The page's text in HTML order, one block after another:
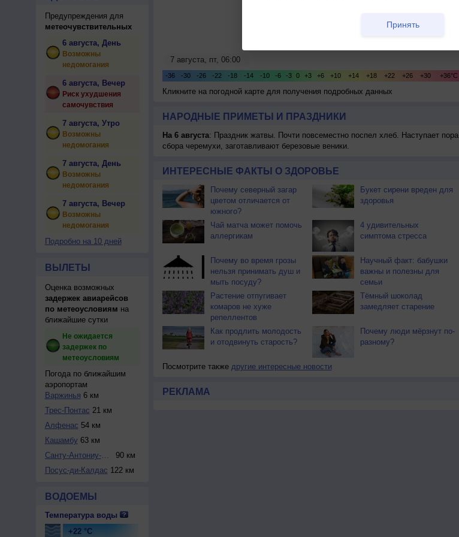
Предупреждения для
метеочувствительных
6 августа, День
Возможны
недомогания
6 августа, Вечер
Риск ухудшения
самочувствия
7 августа, Утро
Возможны
недомогания
7 августа, День
Возможны
недомогания
7 августа, Вечер
Возможны
недомогания
Подробно на 10 дней
ВЫЛЕТЫ
Оценка возможных
задержек авиарейсов
по метеоусловиям на
ближайшие сутки
Не ожидается
задержек по
метеоусловиям
Погода по ближайшим
аэропортам
Варжинья 6 км
Трес-Понтас 21 км
Алфенас 54 км
Кашамбу 63 км
Санту-Антониу-ду-...
90 км
Посус-ди-Калдас 122 км
ВОДОЕМЫ
Температура воды
+22 °C
Кликните на погодной карте для получения подробных данных
НАРОДНЫЕ ПРИМЕТЫ И ПРАЗДНИКИ
На 6 августа: Праздник жатвы. Почти повсеместно поспел хлеб. Наступает пора
сбора черемухи, заготавливают березовые веники.
ИНТЕРЕСНЫЕ ФАКТЫ О ЗДОРОВЬЕ
Почему северный загар
цветом отличается от
южного?
Букет сирени вреден для
здоровья
Чай матча может помочь
аллергикам
4 удивительных
симптома стресса
Почему во время грозы
нельзя принимать душ и
мыть посуду?
Научный факт: бабушки
важны и полезны для
семьи
Растение отпугивает
комаров не хуже
репеллентов
Тёмный шоколад
замедляет старение
Как продлить молодость
и отодвинуть старость?
Почему люди мёрзнут по-
разному?
Посмотрите также другие интересные новости
РЕКЛАМА
Принять